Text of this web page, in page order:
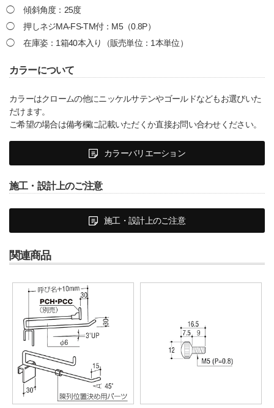
傾斜角度：25度
押しネジMA-FS-TM付：M5（0.8P）
在庫姿：1箱40本入り（販売単位：1本単位）
カラーについて
カラーはクロームの他にニッケルサテンやゴールドなどもお選びいた
だけます。
ご希望の場合は備考欄に記載いただくか直接お問い合わせください。
カラーバリエーション
施工・設計上のご注意
施工・設計上のご注意
関連商品